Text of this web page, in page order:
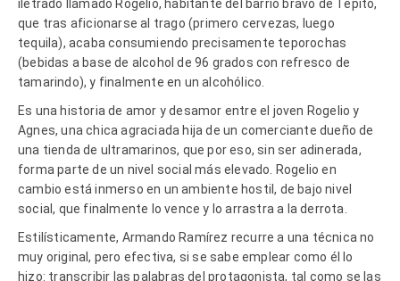
iletrado llamado Rogelio, habitante del barrio bravo de Tepito,
que tras aficionarse al trago (primero cervezas, luego
tequila), acaba consumiendo precisamente teporochas
(bebidas a base de alcohol de 96 grados con refresco de
tamarindo), y finalmente en un alcohólico.
Es una historia de amor y desamor entre el joven Rogelio y
Agnes, una chica agraciada hija de un comerciante dueño de
una tienda de ultramarinos, que por eso, sin ser adinerada,
forma parte de un nivel social más elevado. Rogelio en
cambio está inmerso en un ambiente hostil, de bajo nivel
social, que finalmente lo vence y lo arrastra a la derrota.
Estilísticamente, Armando Ramírez recurre a una técnica no
muy original, pero efectiva, si se sabe emplear como él lo
hizo: transcribir las palabras del protagonista, tal como se las